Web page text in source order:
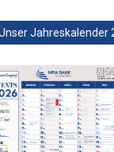
Jahreskalender